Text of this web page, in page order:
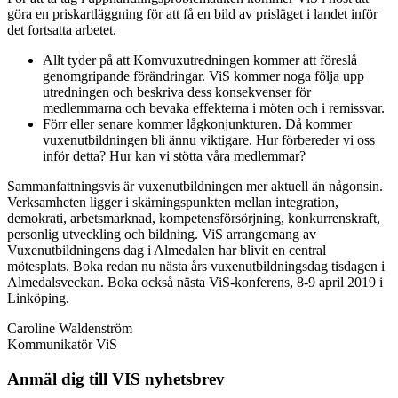
göra en priskartläggning för att få en bild av prisläget i landet inför
det fortsatta arbetet.
Allt tyder på att Komvuxutredningen kommer att föreslå
genomgripande förändringar. ViS kommer noga följa upp
utredningen och beskriva dess konsekvenser för
medlemmarna och bevaka effekterna i möten och i remissvar.
Förr eller senare kommer lågkonjunkturen. Då kommer
vuxenutbildningen bli ännu viktigare. Hur förbereder vi oss
inför detta? Hur kan vi stötta våra medlemmar?
Sammanfattningsvis är vuxenutbildningen mer aktuell än någonsin.
Verksamheten ligger i skärningspunkten mellan integration,
demokrati, arbetsmarknad, kompetensförsörjning, konkurrenskraft,
personlig utveckling och bildning. ViS arrangemang av
Vuxenutbildningens dag i Almedalen har blivit en central
mötesplats. Boka redan nu nästa års vuxenutbildningsdag tisdagen i
Almedalsveckan. Boka också nästa ViS-konferens, 8-9 april 2019 i
Linköping.
Caroline Waldenström
Kommunikatör ViS
Anmäl dig till VIS nyhetsbrev